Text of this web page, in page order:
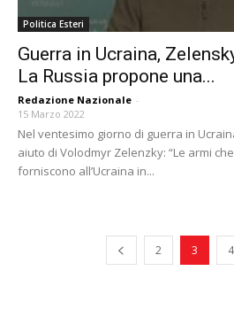
Politica Esteri
Guerra in Ucraina,
La Russia propone una...
Redazione Nazionale -
15 Marzo 2022
Nel ventesimo giorno di guerra in
aiuto di Volodmyr Zelenzky: “Le armi
forniscono all’Ucraina in...
2 3 4